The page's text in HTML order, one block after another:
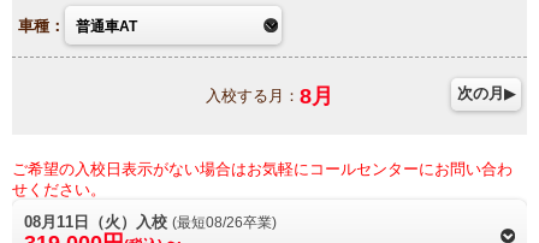
車種：
入校する月： 8月 次の月
ご希望の入校日表示がない場合はお気軽にコールセンターにお問い合わ
せください。
08月11日（火）入校 (最短08/26卒業)